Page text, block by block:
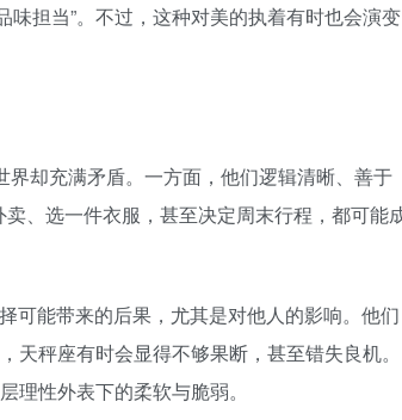
担当”。不过，这种对美的执着有时也会演变
界却充满矛盾。一方面，他们逻辑清晰、善于
、选一件衣服，甚至决定周末行程，都可能
可能带来的后果，尤其是对他人的影响。他们
天秤座有时会显得不够果断，甚至错失良机。
理性外表下的柔软与脆弱。